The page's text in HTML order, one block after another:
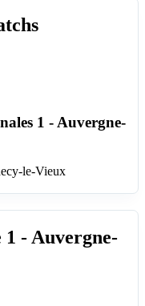
1 - Auvergne-
le-Vieux
- Auvergne-